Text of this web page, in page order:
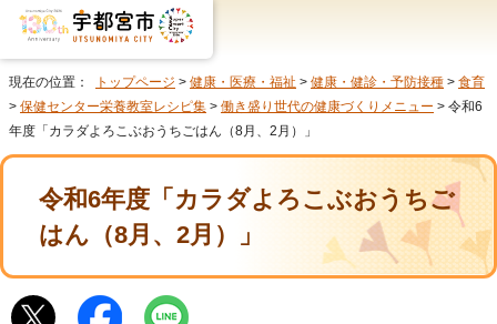
現在の位置： トップページ > 健康・医療・福祉 > 健康・健診・予防接種 > 食育
> 保健センター栄養教室レシピ集 > 働き盛り世代の健康づくりメニュー > 令和6
年度「カラダよろこぶおうちごはん（8月、2月）」
令和6年度「カラダよろこぶおうちご
はん（8月、2月）」